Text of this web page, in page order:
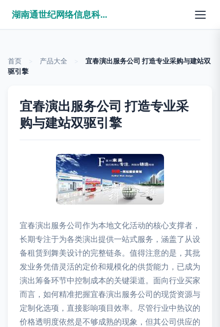
湖南通世纪网络信息科技有限公司
首页 产品大全
宜春演出服务公司 打造专业采购与建站双
驱引擎
宜春演出服务公司 打造专业采
购与建站双驱引擎
宜春演出服务公司作为本地文化活动的核心支撑者，
长期专注于为各类演出提供一站式服务，涵盖了从设
备租赁到舞美设计的完整链条。值得注意的是，其批
发业务凭借灵活的定价和规模化的供货能力，已成为
演出筹备环节中控制成本的关键渠道。面向行业买家
而言，如何精准把握宜春演出服务公司的现货资源与
定制化选项，直接影响项目效率。尽管行业中热议的
价格透明度依然是不够成熟的现象，但其公司供应的